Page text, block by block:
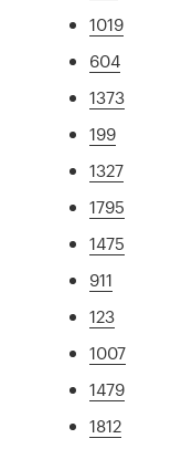
1019
604
1373
199
1327
1795
1475
911
123
1007
1479
1812